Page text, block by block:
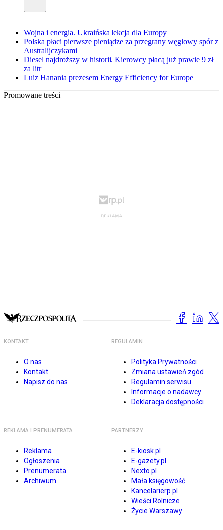
Wojna i energia. Ukraińska lekcja dla Europy
Polska płaci pierwsze pieniądze za przegrany węglowy spór z
Australijczykami
Diesel najdroższy w historii. Kierowcy płacą już prawie 9 zł
za litr
Luiz Hanania prezesem Energy Efficiency for Europe
Promowane treści
KONTAKT
O nas
Kontakt
Napisz do nas
REGULAMIN
Polityka Prywatności
Zmiana ustawień zgód
Regulamin serwisu
Informacje o nadawcy
Deklaracja dostępności
REKLAMA I PRENUMERATA
Reklama
Ogłoszenia
Prenumerata
Archiwum
PARTNERZY
E-kiosk.pl
E-gazety.pl
Nexto.pl
Mała księgowość
Kancelarierp.pl
Wieści Rolnicze
Życie Warszawy